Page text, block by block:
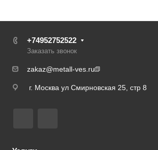
+74952752522
Заказать звонок
zakaz@metall-ves.ru
г. Москва ул Смирновская 25, стр 8